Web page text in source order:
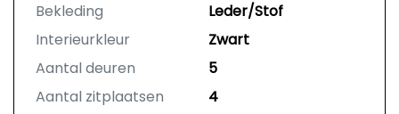
Bekleding
Leder/Stof
Interieurkleur
Zwart
Aantal deuren
5
Aantal zitplaatsen
4